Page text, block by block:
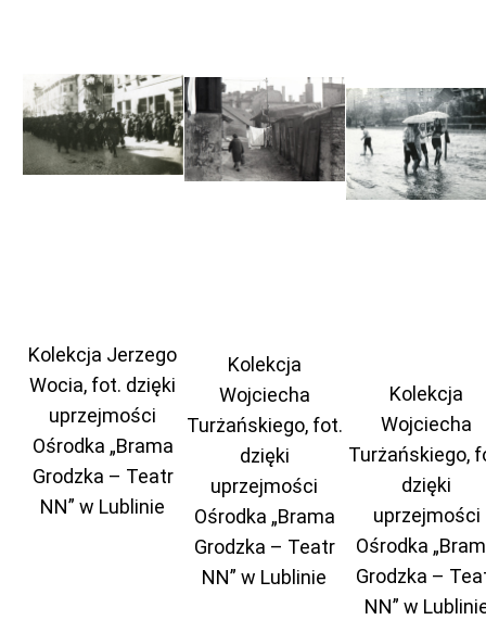
Kolekcja Jerzego
Wocia, fot. dzięki
uprzejmości
Ośrodka „Brama
Grodzka – Teatr
NN” w Lublinie
Kolekcja
Wojciecha
Turżańskiego, fot.
dzięki
uprzejmości
Ośrodka „Brama
Grodzka – Teatr
NN” w Lublinie
Kolekcja
Wojciecha
Turżańskiego,
dzięki
uprzejmości
Ośrodka
Grodzka –
NN” w